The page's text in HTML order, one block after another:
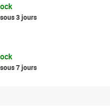
3 jours
7 jours